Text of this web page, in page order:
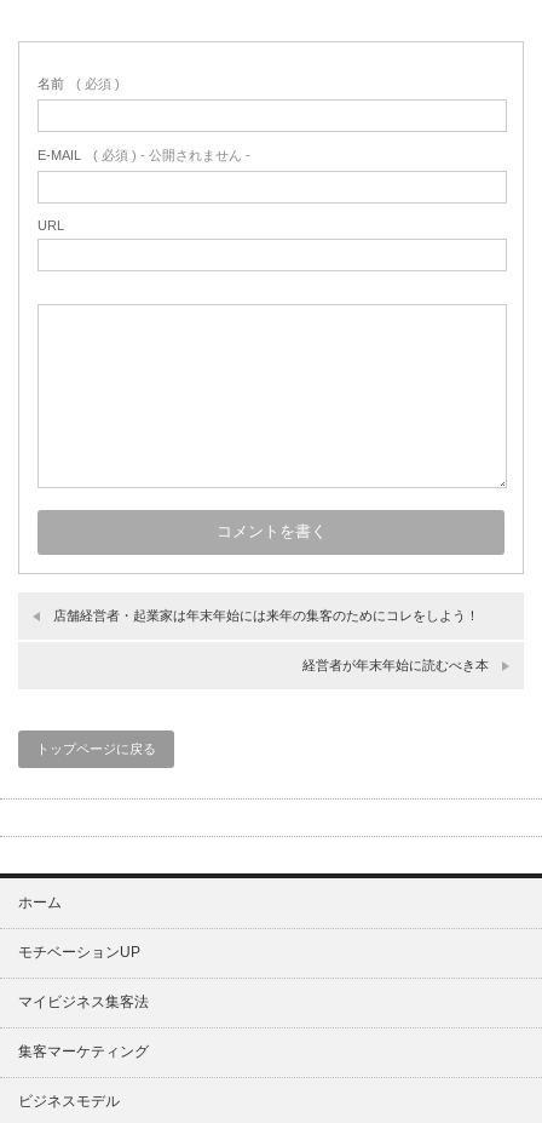
名前 ( 必須 )
E-MAIL ( 必須 ) - 公開されません -
URL
店舗経営者・起業家は年末年始には来年の集客のためにコレをしよう！
経営者が年末年始に読むべき本
トップページに戻る
ホーム
モチベーションUP
マイビジネス集客法
集客マーケティング
ビジネスモデル